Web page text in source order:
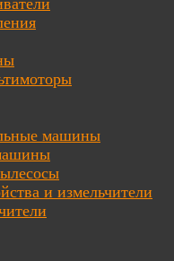
машины
и измельчители